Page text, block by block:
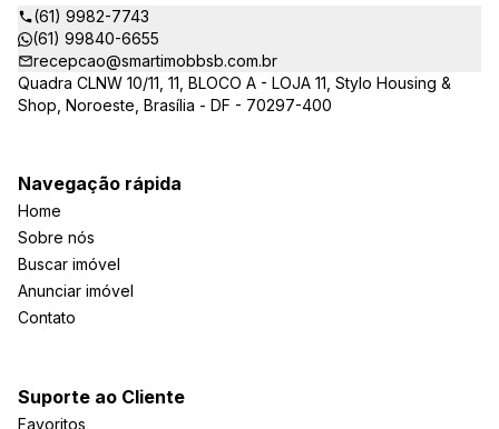
(61) 9982-7743
(61) 99840-6655
recepcao@smartimobbsb.com.br
Quadra CLNW 10/11, 11, BLOCO A - LOJA 11, Stylo Housing &
Shop, Noroeste, Brasília - DF - 70297-400
Navegação rápida
Home
Sobre nós
Buscar imóvel
Anunciar imóvel
Contato
Suporte ao Cliente
Favoritos